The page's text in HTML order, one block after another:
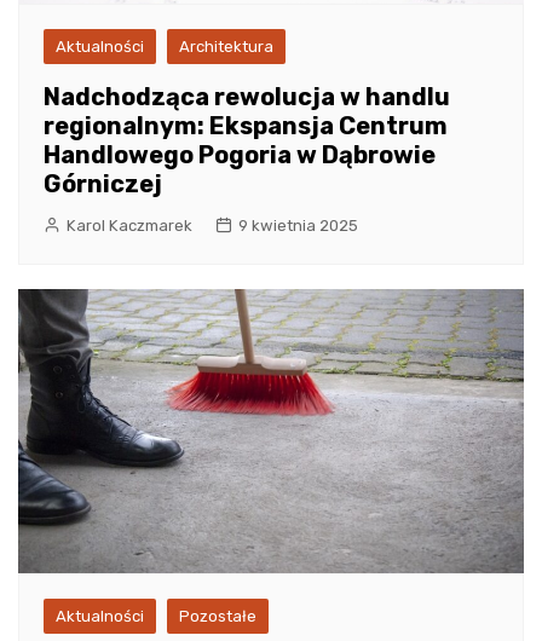
Aktualności Architektura
Nadchodząca rewolucja w handlu
regionalnym: Ekspansja Centrum
Handlowego Pogoria w Dąbrowie
Górniczej
Karol Kaczmarek 9 kwietnia 2025
Aktualności Pozostałe